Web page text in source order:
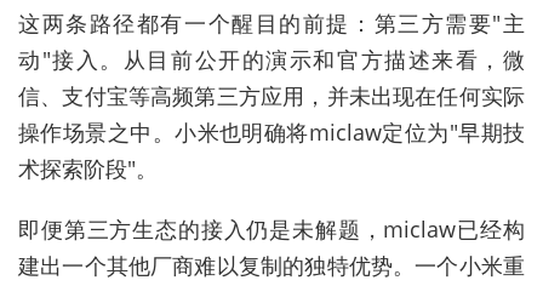
这两条路径都有一个醒目的前提：第三方需要"主
动"接入。从目前公开的演示和官方描述来看，微
信、支付宝等高频第三方应用，并未出现在任何实际
操作场景之中。小米也明确将miclaw定位为"早期技
术探索阶段"。
即便第三方生态的接入仍是未解题，miclaw已经构
建出一个其他厂商难以复制的独特优势。一个小米重